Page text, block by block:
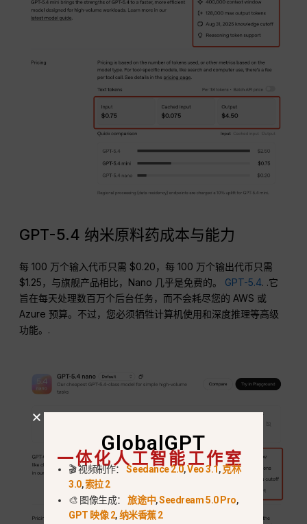
GPT-5.4 纳米原料药成本与能力
每 100 万个输入代币只需 $0.20，每 100 万个输出代币只需
$1.25，与旗舰产品相比，Nano 几乎是免费的。 GPT-5.4. .它
旨在每天处理数百万个后台任务，而不会耗尽您的 AWS 或
Azure 预算。不过，您必须牺牲计算机使用和深度推理等高级
功能。.
GlobalGPT
一体化人工智能工作室
🎬 视频制作：Seedance 2.0,Veo 3.1,克林
3.0,索拉 2
🎨 图像生成：旅途中,Seedream 5.0 Pro,
GPT 映像 2,纳米香蕉 2